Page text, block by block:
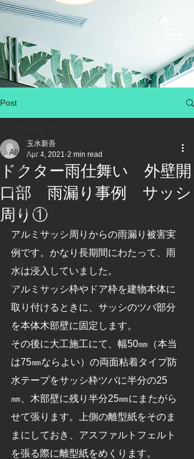
Post
All Posts
屋根
外壁
外壁開口部
その他
工事現場
建物メンテ
ドクター雨仕舞い 外壁開
口部 雨漏り事例 サッシ
周り①
玉水新吾
Apr 4, 2021 2 min read
アルミサッシ周りからの雨漏り被害実
例です。かなり長期間にわたって、雨
水は浸入していました。
アルミサッシ枠やドア枠を建物本体に
取り付けるときに、サッシのツバ部分
を本体木部壁に固定します。
その後に大工施工にて、幅50㎜（本当
は75㎜ならよい）の両面粘着タイプ防
水テープをサッシ枠ツバに半分の25
㎜、木部壁に残り半分25㎜にまたがら
せて張ります。上側の離型紙をそのま
まにしておき、アスファルトフェルト
を張る際に離型紙をめくります。